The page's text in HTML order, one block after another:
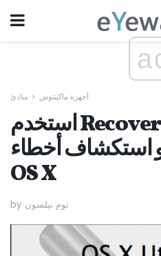
أجهزة ماكينتوش مبادئ
استخدم Recovery HD Volume
أو استكشاف أخطاء
OS X
by توم نيلسون